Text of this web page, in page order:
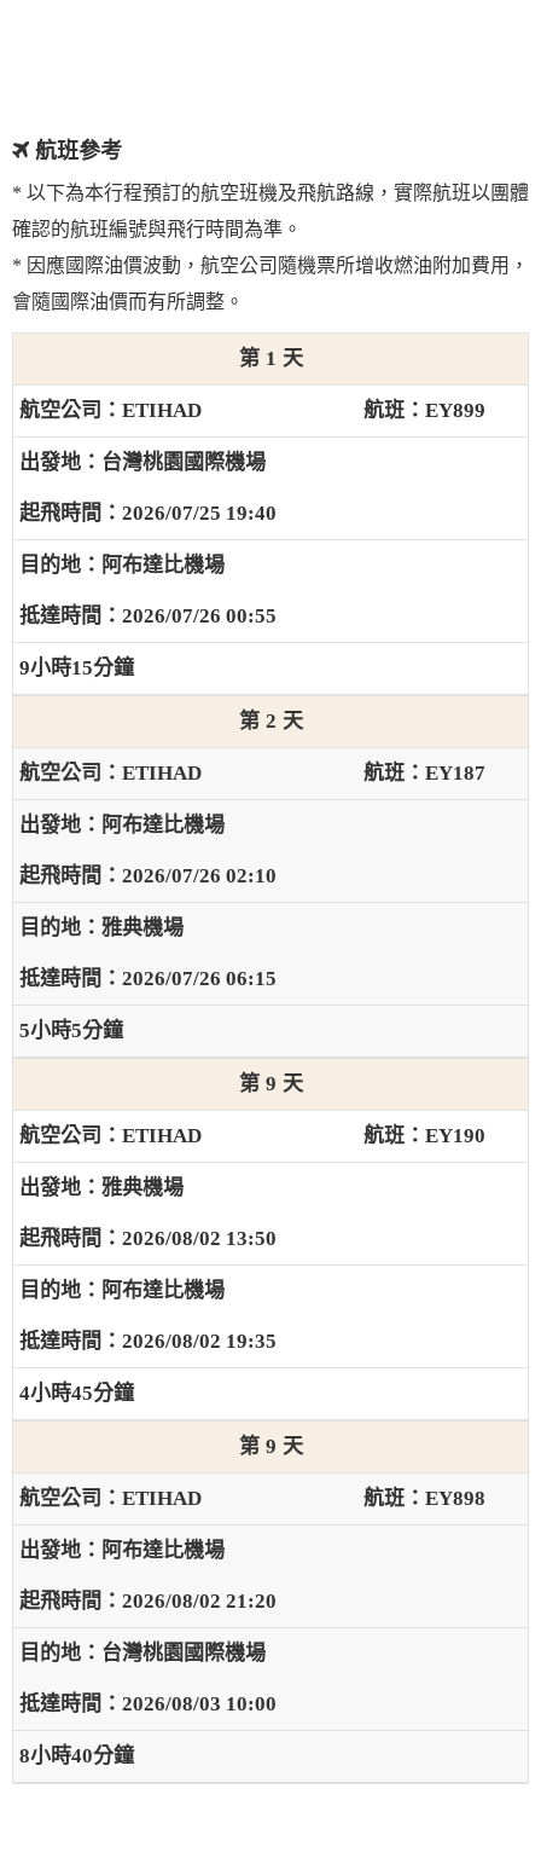
航班參考
* 以下為本行程預訂的航空班機及飛航路線，實際航班以團體
確認的航班編號與飛行時間為準。
* 因應國際油價波動，航空公司隨機票所增收燃油附加費用，
會隨國際油價而有所調整。
1
ETIHAD EY899
台灣桃園國際機場
2026/07/25 19:40
阿布達比機場
2026/07/26 00:55
9小時15分鐘
2
ETIHAD EY187
阿布達比機場
2026/07/26 02:10
雅典機場
2026/07/26 06:15
5小時5分鐘
9
ETIHAD EY190
雅典機場
2026/08/02 13:50
阿布達比機場
2026/08/02 19:35
4小時45分鐘
9
ETIHAD EY898
阿布達比機場
2026/08/02 21:20
台灣桃園國際機場
2026/08/03 10:00
8小時40分鐘